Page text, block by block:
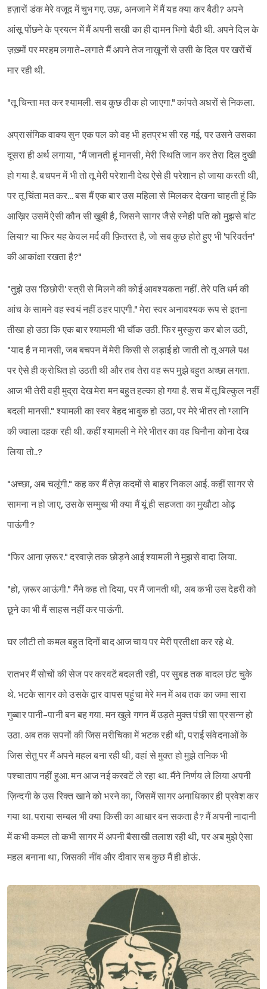
हज़ारों डंक मेरे वजूद में चुभ गए. उफ़, अनजाने में मैं यह क्या कर बैठी? अपने
आंसू पोंछने के प्रयत्न में मैं अपनी सखी का ही दामन भिगो बैठी थी. अपने दिल के
ज़ख़्मों पर मरहम लगाते-लगाते मैं अपने तेज नाख़ूनों से उसी के दिल पर खरोंचें
मार रही थी.
"तू चिन्ता मत कर श्यामली. सब कुछ ठीक हो जाएगा." कांपते अधरों से निकला.
अप्रासंगिक वाक्य सुन एक पल को वह भी हतप्रभ सी रह गई, पर उसने उसका
दूसरा ही अर्थ लगाया, "मैं जानती हूं मानसी, मेरी स्थिति जान कर तेरा दिल दुखी
हो गया है. बचपन में भी तो तू मेरी परेशानी देख ऐसे ही परेशान हो जाया करती थी,
पर तू चिंता मत कर... बस मैं एक बार उस महिला से मिलकर देखना चाहती हूं कि
आख़िर उसमें ऐसी कौन सी ख़ूबी है, जिसने सागर जैसे स्नेही पति को मुझसे बांट
लिया? या फिर यह केवल मर्द की फ़ितरत है, जो सब कुछ होते हुए भी 'परिवर्तन'
की आकांक्षा रखता है?"
"तुझे उस 'छिछोरी' स्त्री से मिलने की कोई आवश्यकता नहीं. तेरे पति धर्म की
आंच के सामने वह स्वयं नहीं ठहर पाएगी." मेरा स्वर अनावश्यक रूप से इतना
तीखा हो उठा कि एक बार श्यामली भी चौंक उठी. फिर मुस्कुरा कर बोल उठी,
"याद है न मानसी, जब बचपन में मेरी किसी से लड़ाई हो जाती तो तू अगले पक्ष
पर ऐसे ही क्रोधित हो उठती थी और तब तेरा वह रूप मुझे बहुत अच्छा लगता.
आज भी तेरी वही मुद्रा देख मेरा मन‌ बहुत हल्का हो गया है. सच में तू बिल्कुल नहीं
बदली मानसी." श्यामली का स्वर बेहद भावुक हो उठा, पर मेरे भीतर तो ग्लानि
की ज्वाला दहक रही थी. कहीं श्यामली ने मेरे भीतर का वह घिनौना कोना देख
लिया तो..?
"अच्छा, अब चलूंगी." कह कर मैं तेज़ कदमों से बाहर निकल आई. कहीं सागर से
सामना न हो जाए, उसके सम्मुख भी क्या मैं यूं ही सहजता का मुखौटा ओढ़
पाऊंगी?
"फिर आना ज़रूर." दरवाज़े तक छोड़ने आई श्यामली ने मुझसे वादा लिया.
"हो, ज़रूर आऊंगी." मैंने कह तो दिया, पर मैं जानती थी, अब कभी उस देहरी को
छूने का भी मैं साहस नहीं कर पाऊंगी.
घर लौटी तो कमल बहुत दिनों बाद आज चाय पर मेरी प्रतीक्षा कर रहे थे.
रातभर मैं सोचों की सेज पर करवटें बदलती रही, पर सुबह तक बादल छंट चुके
थे. भटके सागर को उसके द्वार वापस पहुंचा मेरे मन में अब तक का जमा सारा
गुब्बार पानी-पानी बन बह गया. मन खुले गगन में उड़ते मुक्त पंछी सा प्रसन्न हो
उठा. अब तक सपनों की जिस मरीचिका में भटक रही थी, पराई संवेदनाओं के
जिस सेतु पर मैं अपने महल बना रही थी, वहां से मुक्त हो मुझे तनिक भी
पश्चाताप नहीं हुआ. मन आज नई करवटें ले रहा था. मैंने निर्णय ले लिया अपनी
ज़िन्दगी के उस रिक्त खाने को भरने का, जिसमें सागर अनाधिकार ही प्रवेश कर
गया था. पराया सम्बल भी क्या किसी का आधार बन सकता है? मैं अपनी नादानी
में कभी कमल तो कभी सागर में अपनी बैसाखी तलाश रही थी, पर अब मुझे ऐसा
महल बनाना था, जिसकी नींव और दीवार सब कुछ मैं ही होऊं.